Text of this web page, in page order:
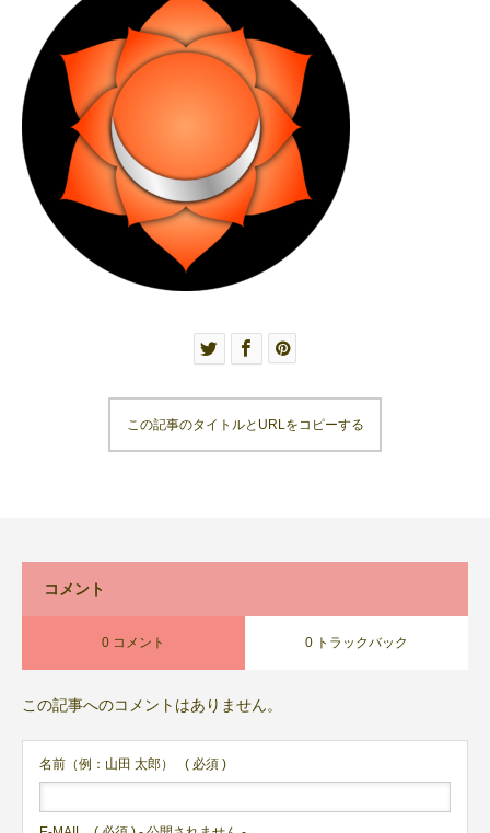
この記事のタイトルとURLをコピーする
コメント
0 コメント 0 トラックバック
この記事へのコメントはありません。
名前（例：山田 太郎） ( 必須 )